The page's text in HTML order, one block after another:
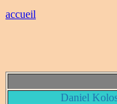
accueil
Daniel